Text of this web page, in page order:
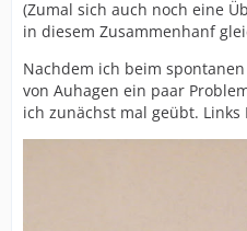
(Zumal sich auch noch eine
in diesem Zusammenhanf
Nachdem ich beim
von Auhagen ein paar
ich zunächst mal geübt.